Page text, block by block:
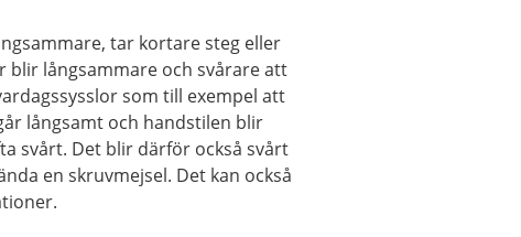
tar kortare steg eller
blir långsammare och svårare att
som till exempel att
långsamt och handstilen blir
svårt. Det blir därför också svårt
en skruvmejsel. Det kan också